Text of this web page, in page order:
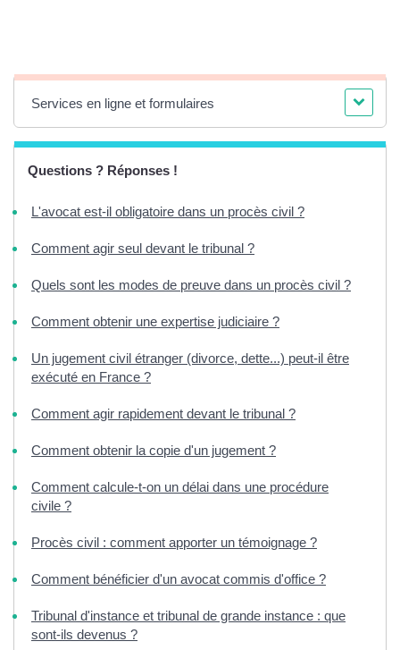
Services en ligne et formulaires
Questions ? Réponses !
L'avocat est-il obligatoire dans un procès civil ?
Comment agir seul devant le tribunal ?
Quels sont les modes de preuve dans un procès civil ?
Comment obtenir une expertise judiciaire ?
Un jugement civil étranger (divorce, dette...) peut-il être
exécuté en France ?
Comment agir rapidement devant le tribunal ?
Comment obtenir la copie d'un jugement ?
Comment calcule-t-on un délai dans une procédure
civile ?
Procès civil : comment apporter un témoignage ?
Comment bénéficier d'un avocat commis d'office ?
Tribunal d'instance et tribunal de grande instance : que
sont-ils devenus ?